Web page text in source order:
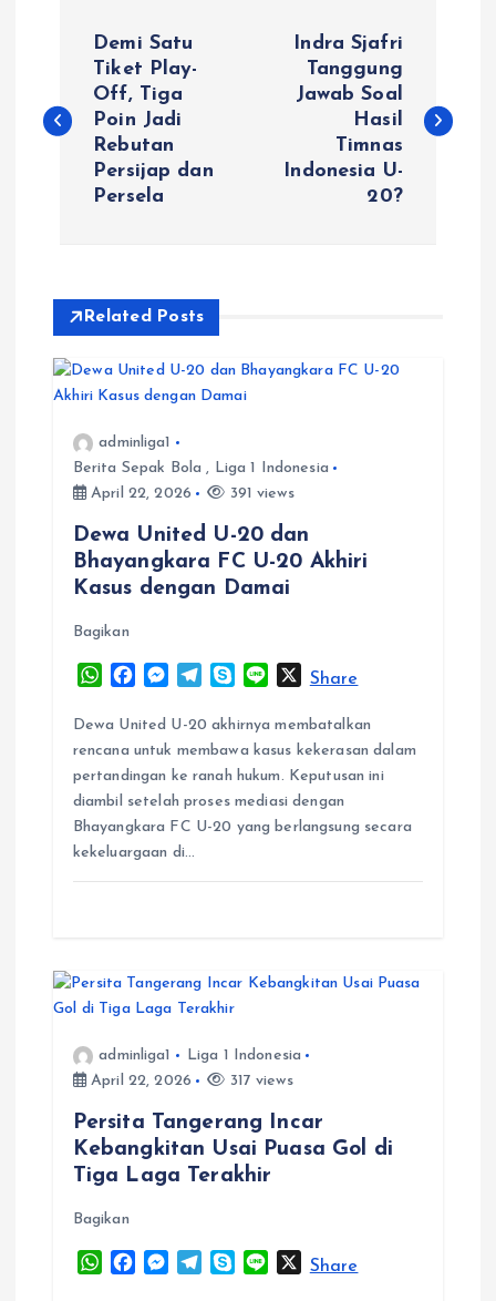
s
a
v
Demi Satu
Tiket Play-
Off, Tiga
Poin Jadi
Rebutan
Persijap dan
Persela
Indra Sjafri
Tanggung
Jawab Soal
Hasil
Timnas
Indonesia U-
20?
Related Posts
adminliga1
Berita Sepak Bola , Liga 1 Indonesia
April 22, 2026
391 views
Dewa United U-20 dan
Bhayangkara FC U-20 Akhiri
Kasus dengan Damai
Bagikan
W
a
t
s
A
p
p
c
e
b
o
o
k
M
s
s
e
n
g
e
l
e
g
r
a
y
p
e
n
e
XShare
Dewa United U-20 akhirnya membatalkan
rencana untuk membawa kasus kekerasan dalam
pertandingan ke ranah hukum. Keputusan ini
diambil setelah proses mediasi dengan
Bhayangkara FC U-20 yang berlangsung secara
kekeluargaan di…
adminliga1
Liga 1 Indonesia
April 22, 2026
317 views
Persita Tangerang Incar
Kebangkitan Usai Puasa Gol di
Tiga Laga Terakhir
Bagikan
W
M
XShare